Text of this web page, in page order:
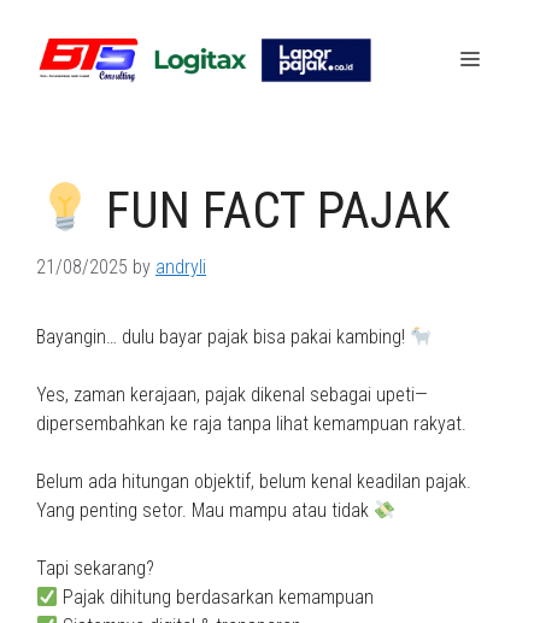
content
Menu
FUN FACT PAJAK
21/08/2025 by andryli
Bayangin… dulu bayar pajak bisa pakai kambing!
Yes, zaman kerajaan, pajak dikenal sebagai upeti—
dipersembahkan ke raja tanpa lihat kemampuan rakyat.
Belum ada hitungan objektif, belum kenal keadilan pajak.
Yang penting setor. Mau mampu atau tidak
Tapi sekarang?
Pajak dihitung berdasarkan kemampuan